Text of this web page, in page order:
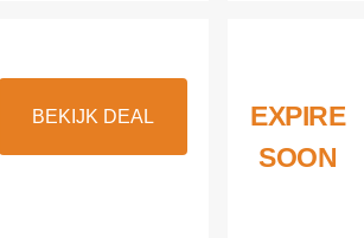
BEKIJK DEAL
EXPIRE
SOON